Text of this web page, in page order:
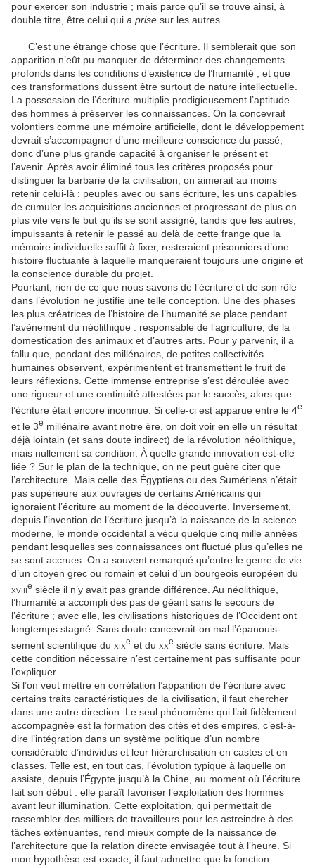
pour exercer son industrie ; mais parce qu’il se trouve ainsi, à
double titre, être celui qui a prise sur les autres.
C’est une étrange chose que l’écriture. Il semblerait que son
apparition n’eût pu manquer de déterminer des changements
profonds dans les conditions d’existence de l’humanité ; et que
ces transformations dussent être surtout de nature intellec­tuelle.
La possession de l’écriture multiplie prodigieusement l’aptitude
des hommes à préserver les connaissances. On la concevrait
volontiers comme une mémoire artificielle, dont le développement
devrait s’accompagner d’une meilleure cons­cience du passé,
donc d’une plus grande capacité à organiser le présent et
l’avenir. Après avoir éliminé tous les critères proposés pour
distinguer la barbarie de la civilisation, on aime­rait au moins
retenir celui-là : peuples avec ou sans écriture, les uns capables
de cumuler les acquisitions anciennes et pro­gressant de plus en
plus vite vers le but qu’ils se sont assigné, tandis que les autres,
impuissants à retenir le passé au delà de cette frange que la
mémoire individuelle suffit à fixer, reste­raient prisonniers d’une
histoire fluctuante à laquelle manque­raient toujours une origine et
la conscience durable du pro­jet.
Pourtant, rien de ce que nous savons de l’écriture et de son rôle
dans l’évolution ne justifie une telle conception. Une des phases
les plus créatrices de l’histoire de l’humanité se place pendant
l’avènement du néolithique : responsable de l’agricul­ture, de la
domestication des animaux et d’autres arts. Pour y parvenir, il a
fallu que, pendant des millénaires, de petites collectivités
humaines observent, expérimentent et transmet­tent le fruit de
leurs réflexions. Cette immense entreprise s’est déroulée avec
une rigueur et une continuité attestées par le succès, alors que
l’écriture était encore inconnue. Si celle-ci est apparue entre le 4e
et le 3e millénaire avant notre ère, on doit voir en elle un résultat
déjà lointain (et sans doute indi­rect) de la révolution néolithique,
mais nullement sa condi­tion. À quelle grande innovation est-elle
liée ? Sur le plan de la technique, on ne peut guère citer que
l’architecture. Mais celle des Égyptiens ou des Sumériens n’était
pas supérieure aux ouvrages de certains Américains qui
ignoraient l’écriture au moment de la découverte. Inversement,
depuis l’invention de l’écriture jusqu’à la naissance de la science
moderne, le monde occidental a vécu quelque cinq mille années
pendant lesquelles ses connaissances ont fluctué plus qu’elles ne
se sont accrues. On a souvent remarqué qu’entre le genre de vie
d’un citoyen grec ou romain et celui d’un bourgeois européen du
xviiie siècle il n’y avait pas grande différence. Au néolithique,
l’humanité a accompli des pas de géant sans le secours de
l’écriture ; avec elle, les civilisations historiques de l’Occident ont
longtemps stagné. Sans doute concevrait-on mal l’épanouis­
sement scientifique du xixe et du xxe siècle sans écriture. Mais
cette condition nécessaire n’est certainement pas suffisante pour
l’expliquer.
Si l’on veut mettre en corrélation l’apparition de l’écriture avec
certains traits caractéristiques de la civilisation, il faut chercher
dans une autre direction. Le seul phénomène qui l’ait fidèlement
accompagnée est la formation des cités et des em­pires, c’est-à-
dire l’intégration dans un système politique d’un nombre
considérable d’individus et leur hiérarchisation en castes et en
classes. Telle est, en tout cas, l’évolution typique à laquelle on
assiste, depuis l’Égypte jusqu’à la Chine, au moment où l’écriture
fait son début : elle paraît favoriser l’exploitation des hommes
avant leur illumination. Cette exploi­tation, qui permettait de
rassembler des milliers de travailleurs pour les astreindre à des
tâches exténuantes, rend mieux compte de la naissance de
l’architecture que la relation directe envisagée tout à l’heure. Si
mon hypothèse est exacte, il faut admettre que la fonction